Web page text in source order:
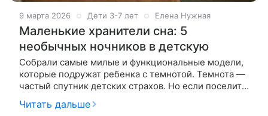
9 марта 2026 Дети 3-7 лет Елена Нужная
Маленькие хранители сна: 5
необычных ночников в детскую
Собрали самые милые и функциональные модели,
которые подружат ребенка с темнотой. Темнота —
частый спутник детских страхов. Но если поселить
в комнате маленького светящегося друга, ночные
монстры отступают,
Читать дальше